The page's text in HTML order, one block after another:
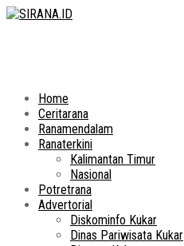
Home
Ceritarana
Ranamendalam
Ranaterkini
Kalimantan Timur
Nasional
Potretrana
Advertorial
Diskominfo Kukar
Dinas Pariwisata Kukar